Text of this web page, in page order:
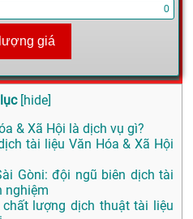
giá
[hide]
& Xã Hội là dịch vụ gì?
tài liệu Văn Hóa & Xã Hội
Gòni: đội ngũ biên dịch tài
nghiệm
chất lượng dịch thuật tài liệu